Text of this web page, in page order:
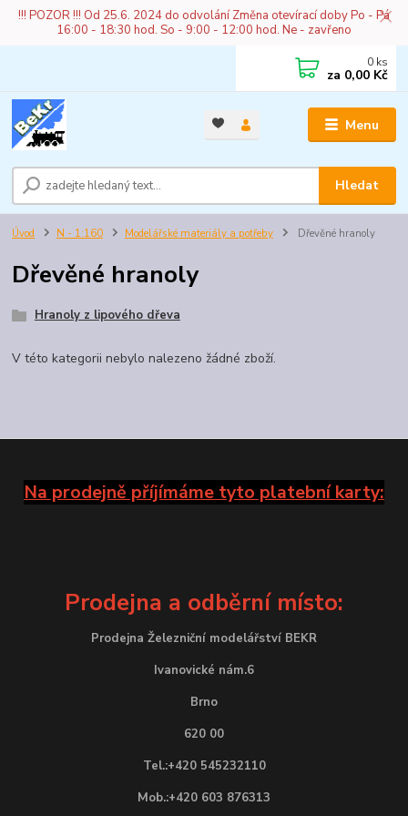
!!! POZOR !!! Od 25.6. 2024 do odvolání Změna otevírací doby Po - Pá
16:00 - 18:30 hod. So - 9:00 - 12:00 hod. Ne - zavřeno
Menu
Hledat
0 ks
za 0,00 Kč
Úvod N - 1:160 Modelářské materiály a potřeby Dřevěné hranoly
Dřevěné hranoly
Hranoly z lipového dřeva
V této kategorii nebylo nalezeno žádné zboží.
Na prodejně příjímáme tyto platební karty:
Prodejna a odběrní místo:
Prodejna Železniční modelářství BEKR
Ivanovické nám.6
Brno
620 00
Tel.:+420 545232110
Mob.:+420 603 876313